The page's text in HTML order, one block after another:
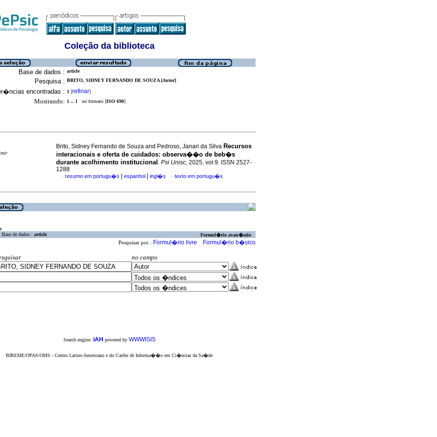
Coleção da biblioteca
Base de dados : article
Pesquisa : BRITO, SIDNEY FERNANDO DE SOUZA [Autor]
encontradas : 1 [refinar]
Mostrando: 1 .. 1 no formato [ISO 690]
Brito, Sidney Fernando de Souza and Pedroso, Janari da Silva Recursos
interacionais e oferta de cuidados: observa��o de beb�s
durante acolhimento institucional . Psi Unisc, 2025, vol.9. ISSN 2527-
1288
· resumo em portugu�s espanhol ingl�s · texto em portugu�s
Base de dados : article Formul�rio avan�ado
Pesquisar por : Formul�rio livre Formul�rio b�sico
no campo
Search engine: iAH powered by WWWISIS
BIREME/OPAS/OMS - Centro Latino-Americano e do Caribe de Informa��o em Ci�ncias da Sa�de